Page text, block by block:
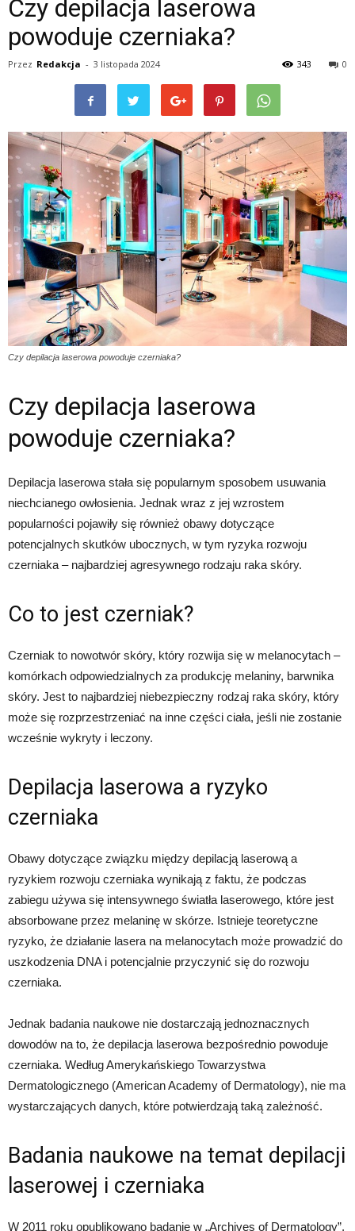
Czy depilacja laserowa
powoduje czerniaka?
Przez Redakcja - 3 listopada 2024 0
343
Czy depilacja laserowa powoduje czerniaka?
Czy depilacja laserowa
powoduje czerniaka?
Depilacja laserowa stała się popularnym sposobem usuwania
niechcianego owłosienia. Jednak wraz z jej wzrostem
popularności pojawiły się również obawy dotyczące
potencjalnych skutków ubocznych, w tym ryzyka rozwoju
czerniaka – najbardziej agresywnego rodzaju raka skóry.
Co to jest czerniak?
Czerniak to nowotwór skóry, który rozwija się w melanocytach –
komórkach odpowiedzialnych za produkcję melaniny, barwnika
skóry. Jest to najbardziej niebezpieczny rodzaj raka skóry, który
może się rozprzestrzeniać na inne części ciała, jeśli nie zostanie
wcześnie wykryty i leczony.
Depilacja laserowa a ryzyko
czerniaka
Obawy dotyczące związku między depilacją laserową a
ryzykiem rozwoju czerniaka wynikają z faktu, że podczas
zabiegu używa się intensywnego światła laserowego, które jest
absorbowane przez melaninę w skórze. Istnieje teoretyczne
ryzyko, że działanie lasera na melanocytach może prowadzić do
uszkodzenia DNA i potencjalnie przyczynić się do rozwoju
czerniaka.
Jednak badania naukowe nie dostarczają jednoznacznych
dowodów na to, że depilacja laserowa bezpośrednio powoduje
czerniaka. Według Amerykańskiego Towarzystwa
Dermatologicznego (American Academy of Dermatology), nie ma
wystarczających danych, które potwierdzają taką zależność.
Badania naukowe na temat depilacji
laserowej i czerniaka
W 2011 roku opublikowano badanie w „Archives of Dermatology”,